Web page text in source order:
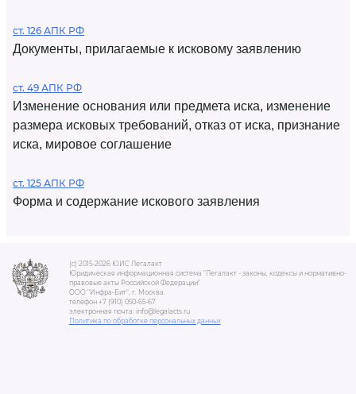
ст. 126 АПК РФ
Документы, прилагаемые к исковому заявлению
ст. 49 АПК РФ
Изменение основания или предмета иска, изменение
размера исковых требований, отказ от иска, признание
иска, мировое соглашение
ст. 125 АПК РФ
Форма и содержание искового заявления
(c) 2015-2026 ЮИС Легалакт
Юридическая информационная система "Легалакт - законы, кодексы и нормативно-
правовые акты Российской Федерации"
ООО "Инфра-Бит", г. Москва.
телефон +7 (910) 050-65-67
электронная почта: info@legalacts.ru
Политика по обработке персональных данных